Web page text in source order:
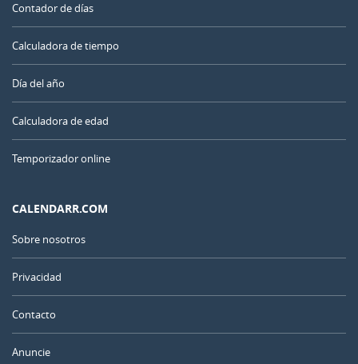
Contador de días
Calculadora de tiempo
Día del año
Calculadora de edad
Temporizador online
CALENDARR.COM
Sobre nosotros
Privacidad
Contacto
Anuncie